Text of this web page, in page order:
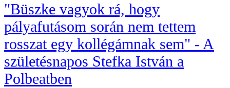
"Büszke vagyok rá, hogy
pályafutásom során nem tettem
rosszat egy kollégámnak sem" - A
születésnapos Stefka István a
Polbeatben